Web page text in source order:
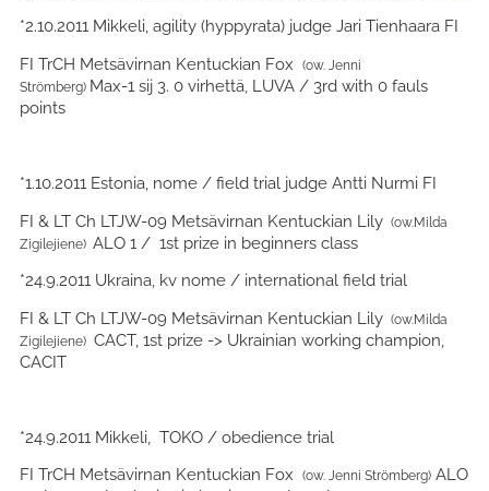
*2.10.2011 Mikkeli, agility (hyppyrata) judge Jari Tienhaara FI
FI TrCH Metsävirnan Kentuckian Fox
(ow. Jenni
Strömberg) Max-1 sij 3. 0 virhettä, LUVA / 3rd with 0 fauls
points
*1.10.2011 Estonia, nome / field trial judge Antti Nurmi FI
FI & LT Ch LTJW-09 Metsävirnan Kentuckian Lily (ow.Milda
Zigilejiene) ALO 1 / 1st prize in beginners class
*24.9.2011 Ukraina, kv nome / international field trial
FI & LT Ch LTJW-09 Metsävirnan Kentuckian Lily (ow.Milda
Zigilejiene) CACT, 1st prize -> Ukrainian working champion,
CACIT
*24.9.2011 Mikkeli, TOKO / obedience trial
FI TrCH Metsävirnan Kentuckian Fox (ow. Jenni Strömberg) ALO